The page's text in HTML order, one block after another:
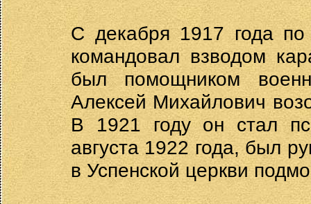
С декабря 1917 года
командовал взводом
был помощником
Алексей Михайлович
В 1921 году он стал
августа 1922 года, был
в Успенской церкви